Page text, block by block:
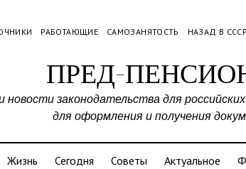
РАБОТАЮЩИЕ САМОЗАНЯТОСТЬ НАЗАД В СССР
ПРЕД-
законодательства для
для оформления и получения
Жизнь Сегодня Советы Актуальное